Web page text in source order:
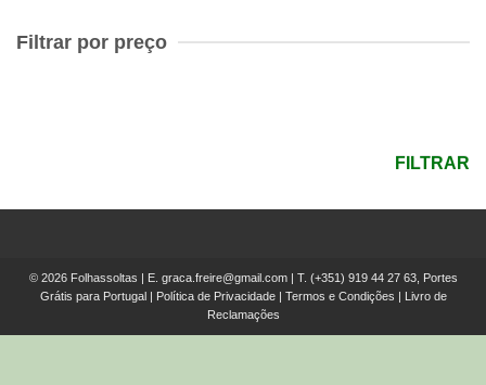
Filtrar por preço
FILTRAR
© 2026 Folhassoltas | E. graca.freire@gmail.com| T. (+351) 919 44 27 63, Portes
Grátis para Portugal
Política de Privacidade| Termos e Condições
Livro de
Reclamações